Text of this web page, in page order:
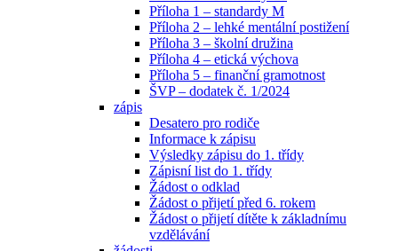
Příloha 1 – standardy M
Příloha 2 – lehké mentální postižení
Příloha 3 – školní družina
Příloha 4 – etická výchova
Příloha 5 – finanční gramotnost
ŠVP – dodatek č. 1/2024
zápis
Desatero pro rodiče
Informace k zápisu
Výsledky zápisu do 1. třídy
Zápisní list do 1. třídy
Žádost o odklad
Žádost o přijetí před 6. rokem
Žádost o přijetí dítěte k základnímu
vzdělávání